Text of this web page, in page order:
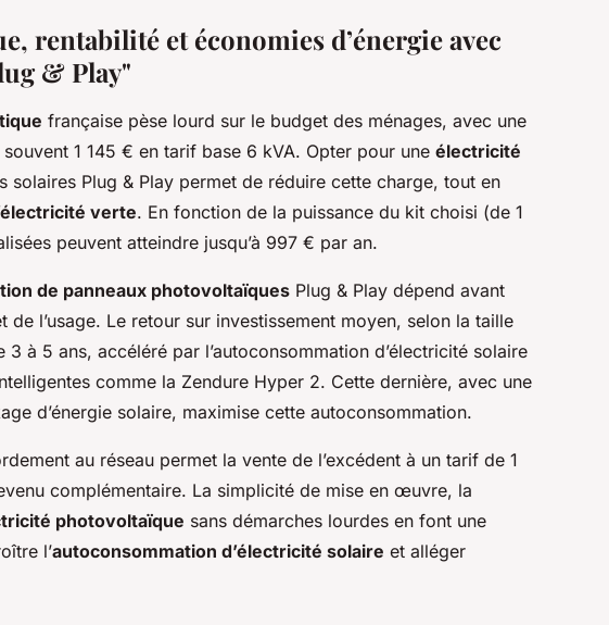
rentabilité et économies d’énergie avec
& Play"
française pèse lourd sur le budget des ménages, avec une
1 145 € en tarif base 6 kVA. Opter pour une électricité
solaires Plug & Play permet de réduire cette charge, tout en
verte. En fonction de la puissance du kit choisi (de 1
peuvent atteindre jusqu’à 997 € par an.
de panneaux photovoltaïques Plug & Play dépend avant
de l’usage. Le retour sur investissement moyen, selon la taille
à 5 ans, accéléré par l’autoconsommation d’électricité solaire
comme la Zendure Hyper 2. Cette dernière, avec une
d’énergie solaire, maximise cette autoconsommation.
au réseau permet la vente de l’excédent à un tarif de 1
complémentaire. La simplicité de mise en œuvre, la
photovoltaïque sans démarches lourdes en font une
l’autoconsommation d’électricité solaire et alléger